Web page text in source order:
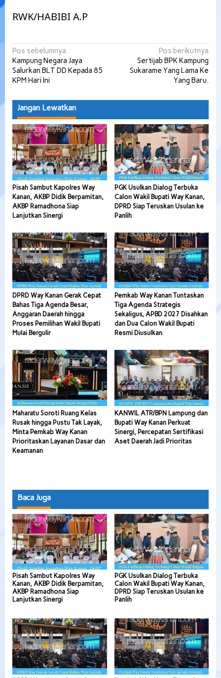
RWK/HABIBI A.P
Navigasi
pos
Pos sebelumnya
Kampung Negara Jaya
Salurkan BLT DD Kepada 85
KPM Hari Ini
Pos berikutnya
Sertijab BPK Kampung
Sukarame Yang Lama Ke
Yang Baru.
Jangan Lewatkan
Pisah Sambut Kapolres Way
Kanan, AKBP Didik Berpamitan,
AKBP Ramadhona Siap
Lanjutkan Sinergi
PGK Usulkan Dialog Terbuka
Calon Wakil Bupati Way Kanan,
DPRD Siap Teruskan Usulan ke
Panlih
DPRD Way Kanan Gerak Cepat
Bahas Tiga Agenda Besar,
Anggaran Daerah hingga
Proses Pemilihan Wakil Bupati
Mulai Bergulir
Pemkab Way Kanan Tuntaskan
Tiga Agenda Strategis
Sekaligus, APBD 2027 Disahkan
dan Dua Calon Wakil Bupati
Resmi Diusulkan
Maharatu Soroti Ruang Kelas
Rusak hingga Pustu Tak Layak,
Minta Pemkab Way Kanan
Prioritaskan Layanan Dasar dan
Keamanan
KANWIL ATR/BPN Lampung dan
Bupati Way Kanan Perkuat
Sinergi, Percepatan Sertifikasi
Aset Daerah Jadi Prioritas
Baca Juga
Pisah Sambut Kapolres Way
Kanan, AKBP Didik Berpamitan,
AKBP Ramadhona Siap
Lanjutkan Sinergi
PGK Usulkan Dialog Terbuka
Calon Wakil Bupati Way Kanan,
DPRD Siap Teruskan Usulan ke
Panlih